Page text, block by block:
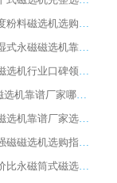
2026 高精度粉料磁选机选购全攻略 行业优质品牌华体会手机网页版-华体会(中国) 实力深度解析
2026CTB 湿式永磁磁选机靠谱厂家实力排行榜 铁矿选矿设备采购全流程选购指南
2026 尾矿磁选机行业口碑领域强者，源头直供国内主流厂家华体会手机网页版-华体会(中国) 一站式服务
2026尾矿磁选机靠谱厂家哪家好 行业口碑领域强者华体会手机网页版-华体会(中国) 推荐
2026 铁矿磁选机靠谱厂家选购全攻略 行业标杆华体会手机网页版-华体会(中国) 设备性价比出众
2026 化工强磁磁选机选购指南 5 家行业口碑靠谱厂家领域强者推荐
2026 高性价比永磁筒式磁选机品牌盘点 行业强者口碑实测选购完整指南